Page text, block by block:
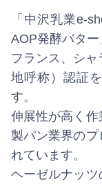
「中沢乳業e-
AOP発酵バター
フランス、シ
地呼称）認証
す。
伸展性が高く作
製パン業界の
れています。
ヘーゼルナッ